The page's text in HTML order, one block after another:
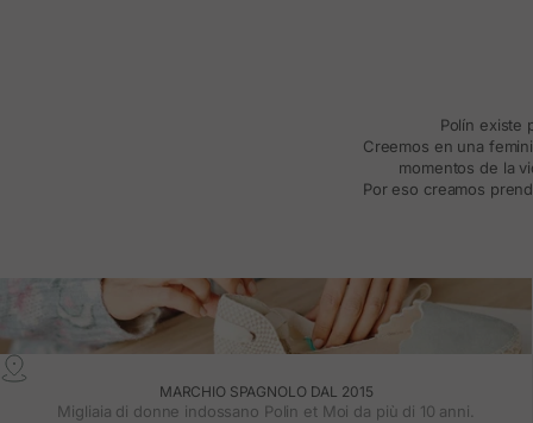
Polín existe
Creemos en una
momentos de la
Por eso creamos
MARCHIO SPAGNOLO DAL 2015
Migliaia di donne indossano Polin et Moi da più di 10 anni.